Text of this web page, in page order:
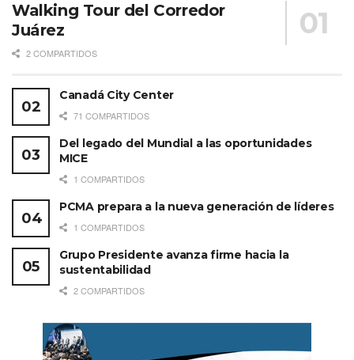
Walking Tour del Corredor
Juárez
2 COMPARTIDOS
Canadá City Center
71 COMPARTIDOS
Del legado del Mundial a las oportunidades
MICE
1 COMPARTIDOS
PCMA prepara a la nueva generación de líderes
1 COMPARTIDOS
Grupo Presidente avanza firme hacia la
sustentabilidad
2 COMPARTIDOS